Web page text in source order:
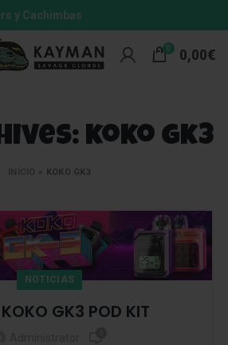
y Cachimbas
0 0,00€
koko gk3
» KOKO GK3
NOTICIAS
KOKO GK3 POD KIT